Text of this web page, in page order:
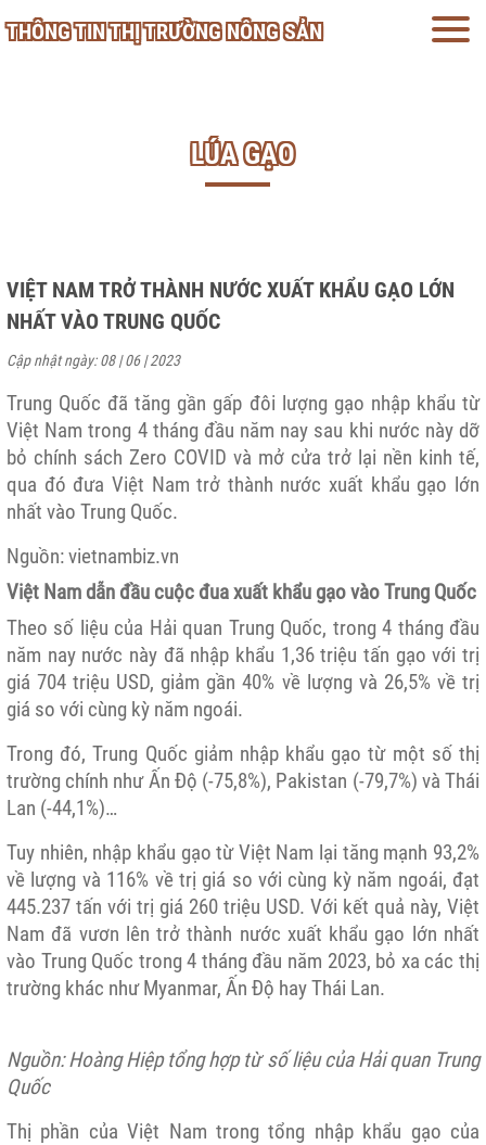
THÔNG TIN THỊ TRƯỜNG NÔNG SẢN
LÚA GẠO
VIỆT NAM TRỞ THÀNH NƯỚC XUẤT KHẨU GẠO LỚN
NHẤT VÀO TRUNG QUỐC
Cập nhật ngày: 08 | 06 | 2023
Trung Quốc đã tăng gần gấp đôi lượng gạo nhập khẩu từ
Việt Nam trong 4 tháng đầu năm nay sau khi nước này dỡ
bỏ chính sách Zero COVID và mở cửa trở lại nền kinh tế,
qua đó đưa Việt Nam trở thành nước xuất khẩu gạo lớn
nhất vào Trung Quốc.
Nguồn: vietnambiz.vn
Việt Nam dẫn đầu cuộc đuaxuất khẩu gạo vào Trung Quốc
Theo số liệu của Hải quan Trung Quốc, trong 4 tháng đầu
năm nay nước này đã nhập khẩu 1,36 triệu tấn gạo với trị
giá 704 triệu USD, giảm gần 40% về lượng và 26,5% về trị
giá so với cùng kỳ năm ngoái.
Trong đó, Trung Quốc giảm nhập khẩu gạo từ một số thị
trường chính như Ấn Độ (-75,8%), Pakistan (-79,7%) và Thái
Lan (-44,1%)…
Tuy nhiên, nhập khẩu gạo từ Việt Nam lại tăng mạnh 93,2%
về lượng và 116% về trị giá so với cùng kỳ năm ngoái, đạt
445.237 tấn với trị giá 260 triệu USD. Với kết quả này, Việt
Nam đã vươn lên trở thành nước xuất khẩu gạo lớn nhất
vào Trung Quốc trong 4 tháng đầu năm 2023, bỏ xa các thị
trường khác như Myanmar, Ấn Độ hay Thái Lan.
Nguồn: Hoàng Hiệp tổng hợp từ số liệu của Hải quan Trung
Quốc
Thị phần của Việt Nam trong tổng nhập khẩu gạo của